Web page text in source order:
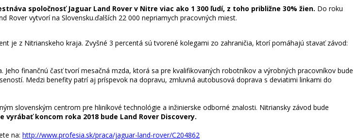
spoločnosť Jaguar Land Rover v Nitre viac ako 1 300 ľudí, z toho približne 30% žien. Do roku
Rover vytvorí na Slovensku.ďalších 22 000 nepriamych pracovných miest.
je z Nitrianskeho kraja. Zvyšné 3 percentá sú tvorené kolegami zo zahraničia, ktorí pomáhajú stavať závod:
finančnú časť tvorí mesačná mzda, ktorá sa pre kvalifikovaných robotníkov a výrobných pracovníkov bude
Medzi benefity patrí aj príspevok na dopravu, zmluvná autobusová doprava s deviatimi linkami do
slovenským centrom pre hliníkové technológie a inžinierske odborné znalosti. Nitriansky závod bude
vyrábať koncom roka 2018 bude Land Rover Discovery.
na: http://www.profesia.sk/praca/jaguar-land-rover/C204862